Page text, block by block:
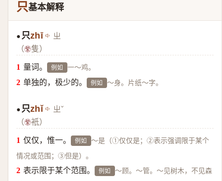
只基本解释
● 只zhī ㄓ
（
隻）
量词。
例如 一～鸡。
单独的，极少的。 例如 ～身。片纸～字。
● 只zhǐ ㄓˇ
（
衹）
仅仅，惟一。
例如 ～是（①仅仅是；②表示强调限于某个
情况或范围；③但是）。
表示限于某个范围。 例如 ～顾。～管。～见树木，不见森